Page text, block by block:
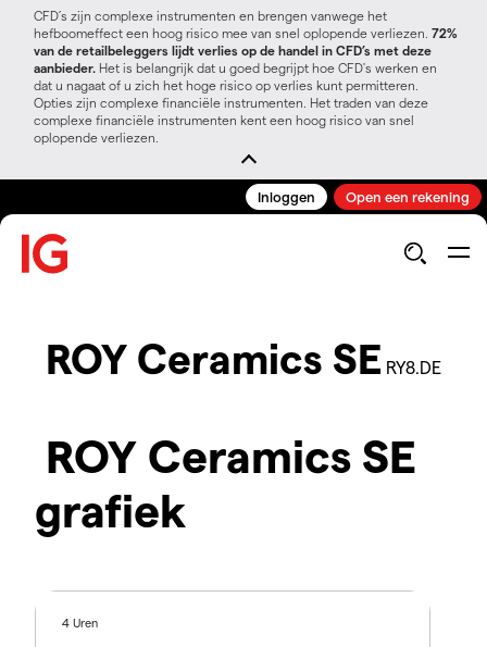
CFD’s zijn complexe instrumenten en brengen vanwege het
hefboomeffect een hoog risico mee van snel oplopende verliezen. 72%
van de retailbeleggers lijdt verlies op de handel in CFD’s met deze
aanbieder. Het is belangrijk dat u goed begrijpt hoe CFD's werken en
dat u nagaat of u zich het hoge risico op verlies kunt permitteren.
Opties zijn complexe financiële instrumenten. Het traden van deze
complexe financiële instrumenten kent een hoog risico van snel
oplopende verliezen.
Inloggen Open een rekening
ROY Ceramics SE RY8.DE
ROY Ceramics SE
grafiek
4 Uren